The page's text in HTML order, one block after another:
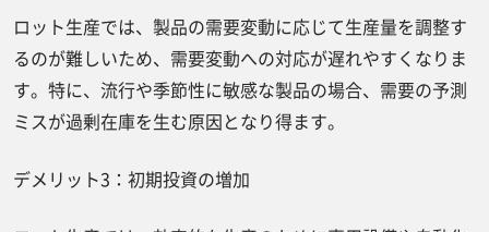
ロット生産では、製品の需要変動に応じて生産量を調整す
るのが難しいため、需要変動への対応が遅れやすくなりま
す。特に、流行や季節性に敏感な製品の場合、需要の予測
ミスが過剰在庫を生む原因となり得ます。
デメリット3：初期投資の増加